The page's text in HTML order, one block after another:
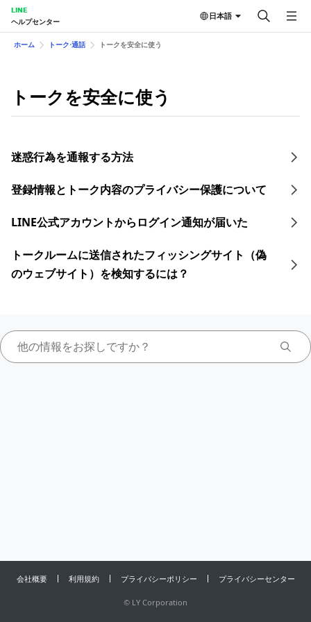
LINE
ヘルプセンター
日本語
ホーム トーク⋅通話 トークを安全に使う
トークを安全に使う
迷惑行為を通報する方法
登録情報とトーク内容のプライバシー保護について
LINE公式アカウントからログイン通知が届いた
トークルームに送信されたフィッシングサイト（偽
のウェブサイト）を検知するには？
会社概要 利用規約 プライバシーポリシー プライバシーセンター
© LY Corporation